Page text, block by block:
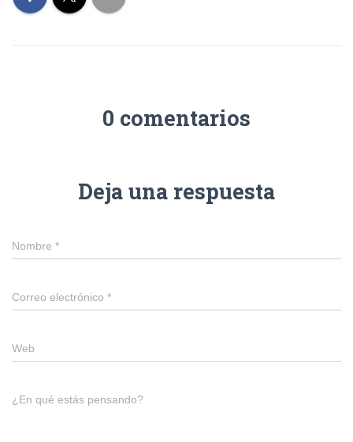
0 comentarios
Deja una respuesta
Nombre *
Correo electrónico *
Web
¿En qué estás pensando?